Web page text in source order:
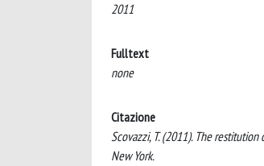
2011
Fulltext
none
Citazione
Scovazzi, T. (2011). The
New York.